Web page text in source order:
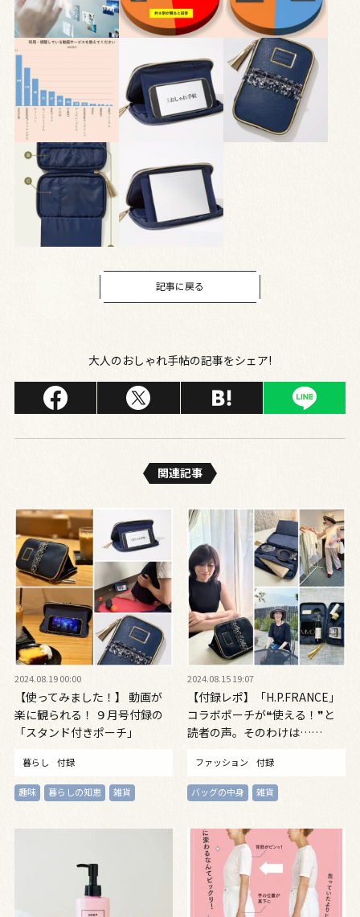
記事に戻る
大人のおしゃれ手帖の記事をシェア!
関連記事
2024.08.19 00:00
【使ってみました！】 動画が
楽に観られる！ ９月号付録の
「スタンド付きポーチ」
暮らし 付録
趣味 暮らしの知恵 雑貨
2024.08.15 19:07
【付録レポ】「H.P.FRANCE」
コラボポーチが❝使える！❞と
読者の声。そのわけは……
ファッション 付録
バッグの中身 雑貨